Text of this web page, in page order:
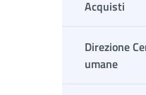
Acquisti
Direzione
umane